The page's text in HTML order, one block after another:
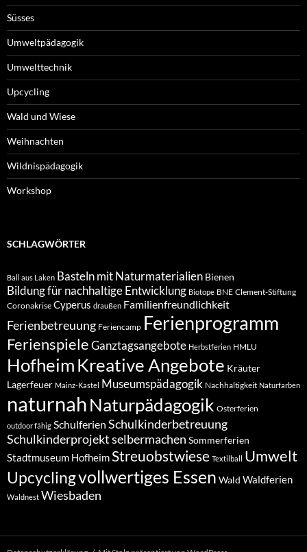
Süsses
Umweltpädagogik
Umwelttechnik
Upcycling
Wald und Wiese
Weihnachten
Wildnispädagogik
Workshop
SCHLAGWÖRTER
Ball aus Laken Basteln mit Naturmaterialien Bienen
Bildung für nachhaltige Entwicklung Biotope BNE Clement-Stiftung
Coronakrise Cyperus draußen Familienfreundlichkeit
Ferienbetreuung Feriencamp Ferienprogramm
FerienspieleGanztagsangebote Herbstferien HMLU
HofheimKreative Angebote Kräuter
Lagerfeuer Mainz-Kastel Museumspädagogik Nachhaltigkeit Naturfarben
naturnahNaturpädagogik Osterferien
outdoor fähig Schulferien Schulkinderbetreuung
Schulkinderprojektselbermachen Sommerferien
Stadtmuseum HofheimStreuobstwiese Textilball
Umwelt
Upcyclingvollwertiges Essen Wald Waldferien
Waldnest Wiesbaden